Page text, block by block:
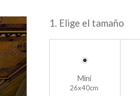
1. Elige el tamaño
Mini
26x40cm